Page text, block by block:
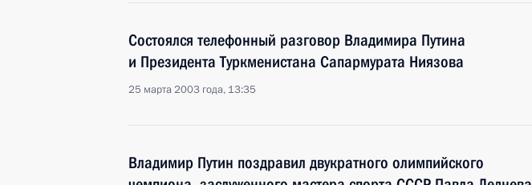
Состоялся телефонный разговор Владимира Путина
и Президента Туркменистана Сапармурата Ниязова
25 марта 2003 года, 13:35
Владимир Путин поздравил двукратного олимпийского